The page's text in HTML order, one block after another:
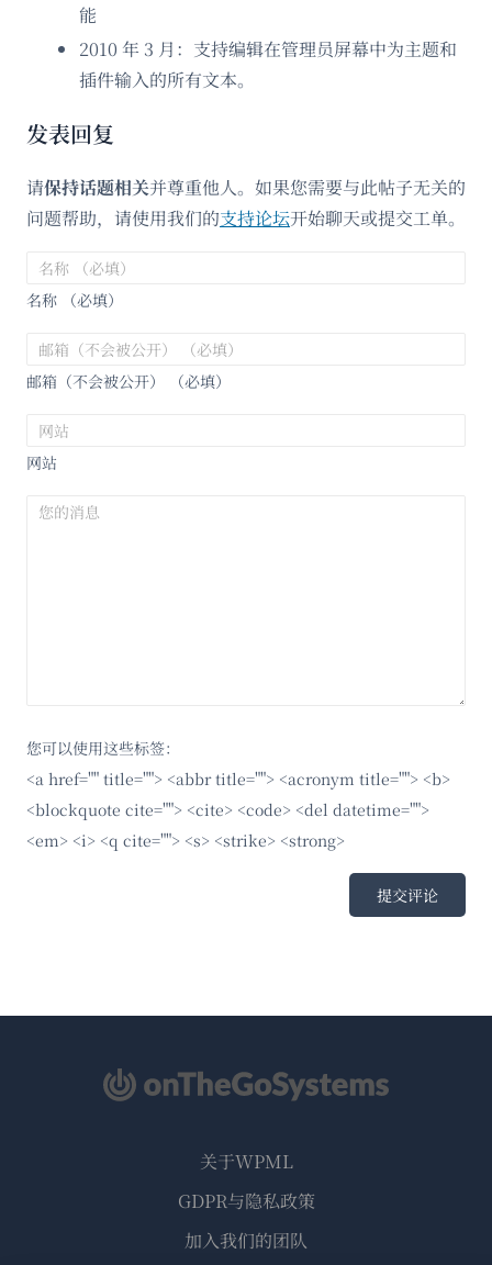
能
2010 年 3 月：支持编辑在管理员屏幕中为主题和
插件输入的所有文本。
发表回复
请保持话题相关并尊重他人。如果您需要与此帖子无关的
问题帮助，请使用我们的支持论坛开始聊天或提交工单。
名称 （必填）
邮箱（不会被公开） （必填）
网站
您可以使用这些标签：
<a href="" title=""> <abbr title=""> <acronym title=""> <b>
<blockquote cite=""> <cite> <code> <del datetime="">
<em> <i> <q cite=""> <s> <strike> <strong>
关于WPML
GDPR与隐私政策
加入我们的团队